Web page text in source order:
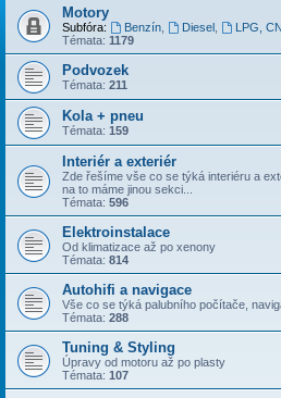
Motory
Subfóra: Benzín, Diesel, LPG,
Témata: 1179
Podvozek
Témata: 211
Kola + pneu
Témata: 159
Interiér a exteriér
Zde řešíme vše co se týká interiéru a
na to máme jinou sekci...
Témata: 596
Elektroinstalace
Od klimatizace až po xenony
Témata: 814
Autohifi a navigace
Vše co se týká palubního počítače,
Témata: 288
Tuning & Styling
Úpravy od motoru až po plasty
Témata: 107